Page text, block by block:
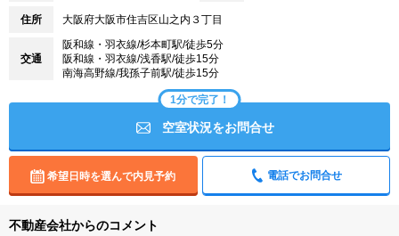
住所 大阪府大阪市住吉区山之内３丁目
交通
阪和線・羽衣線/杉本町駅/徒歩5分
阪和線・羽衣線/浅香駅/徒歩15分
南海高野線/我孫子前駅/徒歩15分
1分で完了！
空室状況をお問合せ
希望日時を選んで内見予約 電話でお問合せ
不動産会社からのコメント